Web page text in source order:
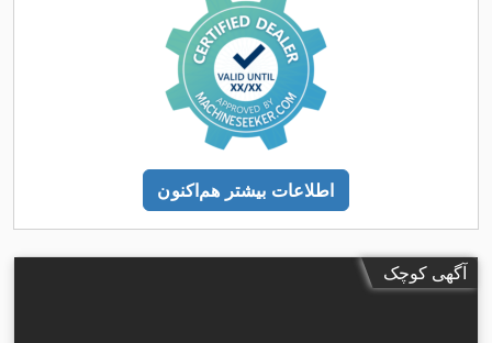
اطلاعات بیشتر هم‌اکنون
آگهی کوچک